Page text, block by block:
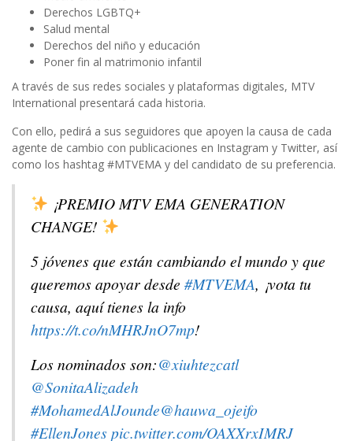
Derechos LGBTQ+
Salud mental
Derechos del niño y educación
Poner fin al matrimonio infantil
A través de sus redes sociales y plataformas digitales, MTV
International presentará cada historia.
Con ello, pedirá a sus seguidores que apoyen la causa de cada
agente de cambio con publicaciones en Instagram y Twitter, así
como los hashtag #MTVEMA y del candidato de su preferencia.
¡PREMIO MTV EMA GENERATION
CHANGE!
5 jóvenes que están cambiando el mundo y que
queremos apoyar desde #MTVEMA, ¡vota tu
causa, aquí tienes la info
https://t.co/nMHRJnO7mp!
Los nominados son:@xiuhtezcatl
@SonitaAlizadeh
#MohamedAlJounde@hauwa_ojeifo
#EllenJones pic.twitter.com/OAXXrxIMRJ